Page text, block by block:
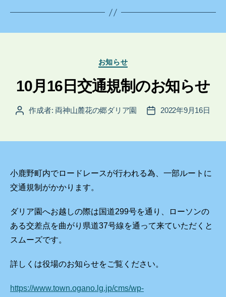
カ
テ
ゴ
リ
お知らせ
10月16日交通規制のお知らせ
投
作成者: 両神山麓花の郷ダリア園
投
2022年9月16日
小鹿野町内でロードレースが行われる為、一部ルートに
交通規制がかかります。
ダリア園へお越しの際は国道299号を通り、ローソンの
ある交差点を曲がり県道37号線を通って来ていただくと
スムーズです。
詳しくは役場のお知らせをご覧ください。
https://www.town.ogano.lg.jp/cms/wp-